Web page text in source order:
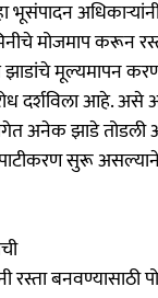
भूसंपादन
मोजमाप करून
मूल्यमापन
दर्शविला आहे. असे
अनेक झाडे तोडली
सुरू
रस्ता बनवण्यासाठी